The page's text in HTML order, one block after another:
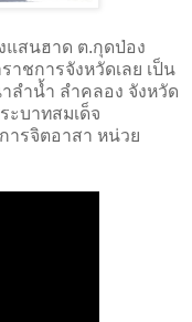
สนฮาด ต.กุดป่อง
ชการจังหวัดเลย เป็น
ลำน้ำ ลำคลอง จังหวัด
ะบาทสมเด็จ
ารจิตอาสา หน่วย